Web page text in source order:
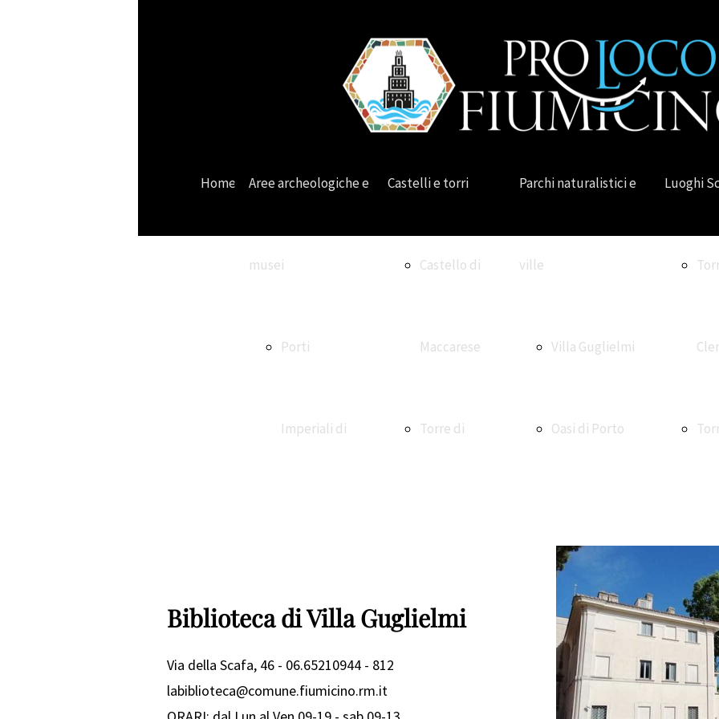
Home Aree archeologiche e
musei
Porti
Imperiali di
Necropoli di
Castelli e torri
Castello di
Maccarese
Torre di
Parchi naturalistici e
ville
Villa Guglielmi
Oasi di Porto
Macchiagrande
Vasche di
Luoghi
La
Biblioteca di Villa Guglielmi
Via della Scafa, 46 - 06.65210944 - 812
labiblioteca@comune.fiumicino.rm.it